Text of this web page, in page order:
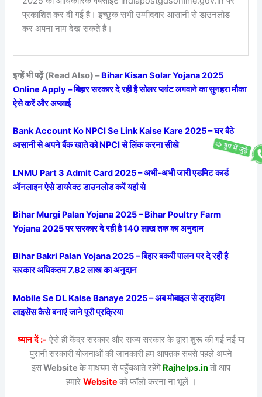
प्रकाशित कर दी गई है। इच्छुक सभी उम्मीदवार आसानी से डाउनलोड
कर अपना नाम देख सकते हैं।
इन्हें भी पढ़ें (Read Also) –Bihar Kisan Solar Yojana 2025
Online Apply – बिहार सरकार दे रही है सोलर प्लांट लगवाने का सुनहरा मौका
ऐसे करें और अप्लाई
Bank Account Ko NPCI Se Link Kaise Kare 2025 – घर बैठे
आसानी से अपने बैंक खाते को NPCI से लिंक करना सीखे
LNMU Part 3 Admit Card 2025 – अभी-अभी जारी एडमिट कार्ड
ऑनलाइन ऐसे डायरेक्ट डाउनलोड करें यहां से
Bihar Murgi Palan Yojana 2025 – Bihar Poultry Farm
Yojana 2025 पर सरकार दे रही है 140 लाख तक का अनुदान
Bihar Bakri Palan Yojana 2025 – बिहार बकरी पालन पर दे रही है
सरकार अधिकतम 7.82 लाख का अनुदान
Mobile Se DL Kaise Banaye 2025 – अब मोबाइल से ड्राइविंग
लाइसेंस कैसे बनाएं जाने पूरी प्रक्रिया
ध्यान दें :- ऐसे ही केंद्र सरकार और राज्य सरकार के द्वारा शुरू की गई नई या
पुरानी सरकारी योजनाओं की जानकारी हम आपतक सबसे पहले अपने
इसWebsite के माधयम से पहुँचआते रहेंगे Rajhelps.inतो आप
हमारे Website को फॉलो करना ना भूलें ।